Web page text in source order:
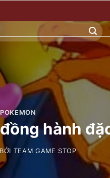
hành
BỞI TEAM GAME STOP